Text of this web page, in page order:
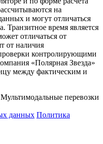
на
и могут отличаться
Транзитное время является
отличаться от
от наличия
контролирующими
«Полярная Звезда»
между фактическим и
перевозки
данных Политика